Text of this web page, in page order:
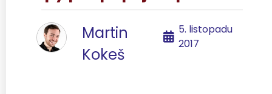
Martin
Kokeš
5. listopadu
2017